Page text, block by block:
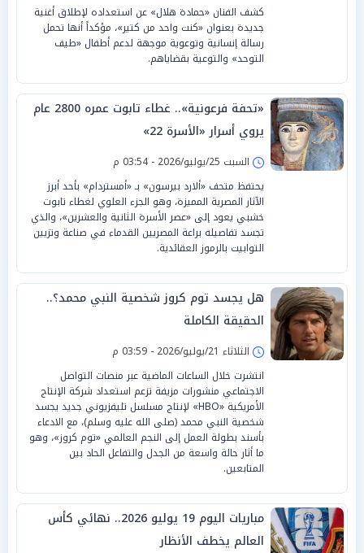
كشف الفنان «حمادة هلال» عن استعداده لإطلاق أغنية
جديدة بعنوان «كنت واحد من كتير»، مؤكداً أنها تحمل
رسالة إنسانية وتوعوية موجهة لدعم أطفال «طيف
التوحد» والتوعية بقضاياهم.
«تحفة فرعونية».. غطاء تابوت عمره 2800 عام
يروي أسرار «الأسرة 22»
السبت 25/يوليو/2026 - 03:54 م
يحتفظ متحف «ألارد بيرسون» بـ «أمستردام» بأحد أبرز
الآثار المصرية المميزة، وهو الجزء العلوي لغطاء تابوت
خشبي يعود إلى «عصر الأسرة الثانية والعشرين»، والذي
تجسد تفاصيله براعة المصريين القدماء في صناعة وتزيين
التوابيت بالرموز العقائدية.
هل يجسد توم كروز شخصية النبي محمد؟..
الحقيقة الكاملة
الثلاثاء 21/يوليو/2026 - 03:59 م
انتشرت خلال الساعات الماضية عبر منصات التواصل
الاجتماعي منشورات مزيفة تزعم استعداد شركة الإنتاج
الأمريكية «HBO» لإنتاج مسلسل تليفزيوني جديد يجسد
شخصية النبي محمد (صلى الله عليه وسلم)، مع الادعاء
بأسند بطولة العمل إلى النجم العالمي «توم كروز»، وهو
ما أثار حالة واسعة من الجدل والتفاعل الحاد بين
المتابعين.
مباريات اليوم 19 يوليو 2026.. نهائي كأس
العالم يخطف الأنظار